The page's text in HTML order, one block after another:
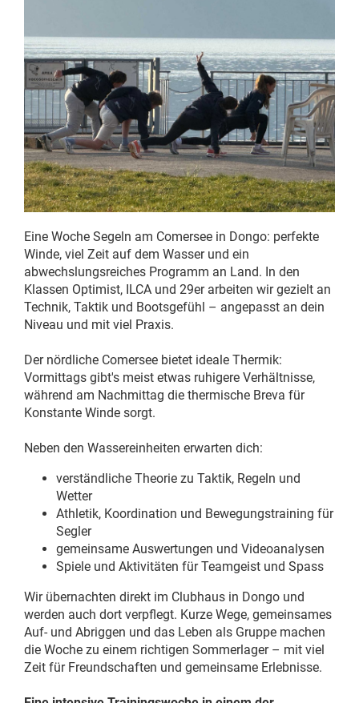
Eine Woche Segeln am Comersee in Dongo: perfekte
Winde, viel Zeit auf dem Wasser und ein
abwechslungsreiches Programm an Land. In den
Klassen Optimist, ILCA und 29er arbeiten wir gezielt an
Technik, Taktik und Bootsgefühl – angepasst an dein
Niveau und mit viel Praxis.
Der nördliche Comersee bietet ideale Thermik:
Vormittags gibt's meist etwas ruhigere Verhältnisse,
während am Nachmittag die thermische Breva für
Konstante Winde sorgt.
Neben den Wassereinheiten erwarten dich:
verständliche Theorie zu Taktik, Regeln und
Wetter
Athletik, Koordination und Bewegungstraining für
Segler
gemeinsame Auswertungen und Videoanalysen
Spiele und Aktivitäten für Teamgeist und Spass
Wir übernachten direkt im Clubhaus in Dongo und
werden auch dort verpflegt. Kurze Wege, gemeinsames
Auf- und Abriggen und das Leben als Gruppe machen
die Woche zu einem richtigen Sommerlager – mit viel
Zeit für Freundschaften und gemeinsame Erlebnisse.